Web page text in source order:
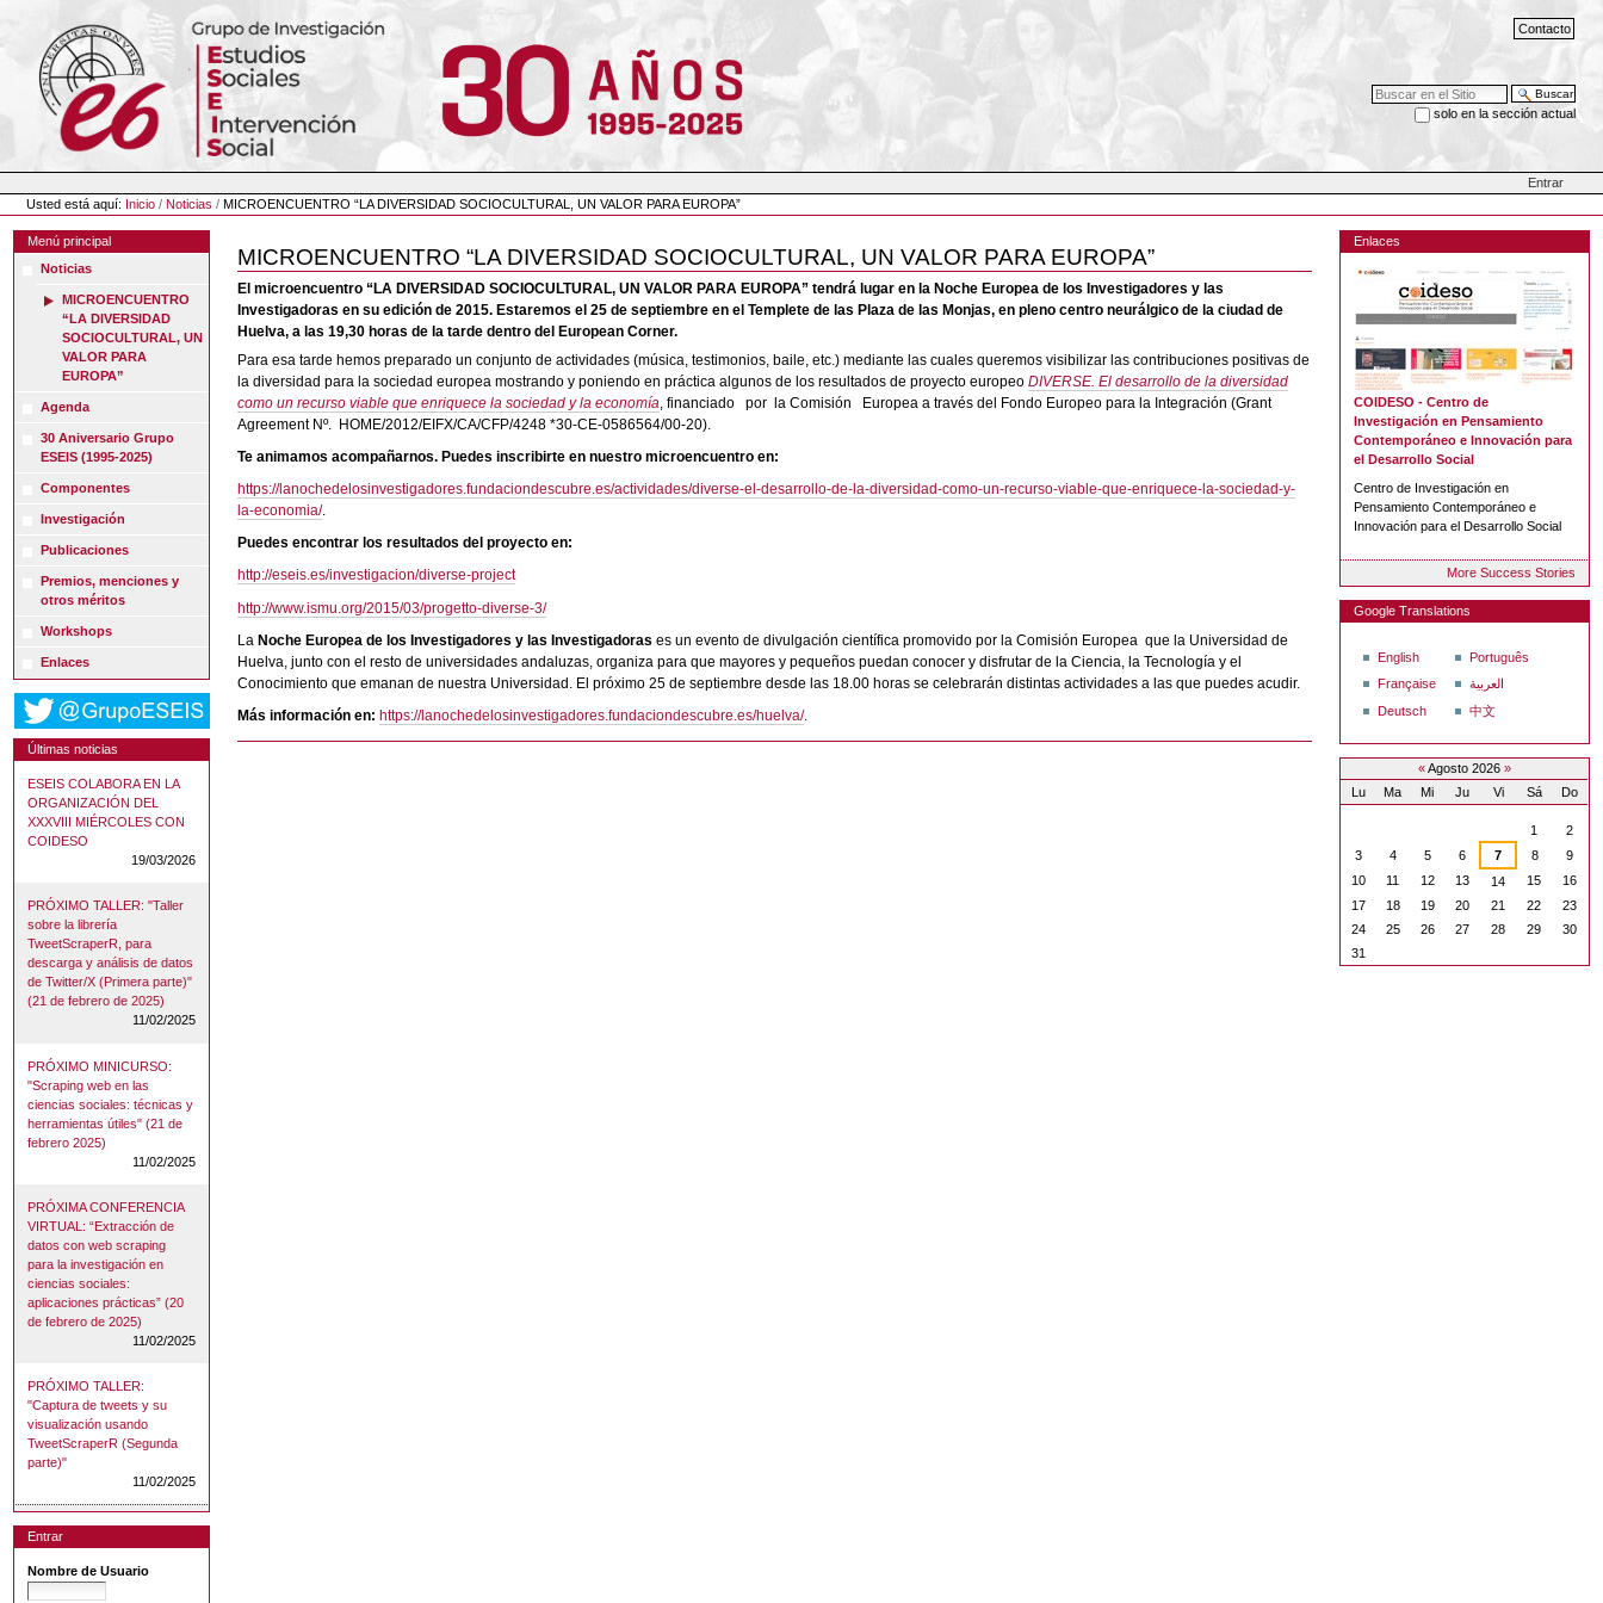
contenido.
navegación
Contacto
Buscar
solo en la sección actual
Herramientas
Personales
Entrar
Usted está aquí: Inicio /Noticias /MICROENCUENTRO “LA DIVERSIDAD SOCIOCULTURAL, UN VALOR PARA EUROPA”
Menú principal
Noticias
MICROENCUENTRO
“LA DIVERSIDAD
SOCIOCULTURAL, UN
VALOR PARA
EUROPA”
Agenda
30 Aniversario Grupo
ESEIS (1995-2025)
Componentes
Investigación
Publicaciones
Premios, menciones y
otros méritos
Workshops
Enlaces
Últimas noticias
ESEIS COLABORA EN LA
ORGANIZACIÓN DEL
XXXVIII MIÉRCOLES CON
COIDESO
19/03/2026
PRÓXIMO TALLER: "Taller
sobre la librería
TweetScraperR, para
descarga y análisis de datos
de Twitter/X (Primera parte)"
(21 de febrero de 2025)
11/02/2025
PRÓXIMO MINICURSO:
"Scraping web en las
ciencias sociales: técnicas y
herramientas útiles" (21 de
febrero 2025)
11/02/2025
PRÓXIMA CONFERENCIA
VIRTUAL: “Extracción de
datos con web scraping
para la investigación en
ciencias sociales:
aplicaciones prácticas” (20
de febrero de 2025)
11/02/2025
PRÓXIMO TALLER:
"Captura de tweets y su
visualización usando
TweetScraperR (Segunda
parte)"
11/02/2025
Entrar
Nombre de Usuario
MICROENCUENTRO “LA DIVERSIDAD SOCIOCULTURAL, UN VALOR PARA EUROPA”
El microencuentro “LA DIVERSIDAD SOCIOCULTURAL, UN VALOR PARA EUROPA” tendrá lugar en la Noche Europea de los Investigadores y las
Investigadoras en su edición de 2015. Estaremos el 25 de septiembre en el Templete de las Plaza de las Monjas, en pleno centro neurálgico de la ciudad de
Huelva, a las 19,30 horas de la tarde dentro del European Corner.
Para esa tarde hemos preparado un conjunto de actividades (música, testimonios, baile, etc.) mediante las cuales queremos visibilizar las contribuciones positivas de
la diversidad para la sociedad europea mostrando y poniendo en práctica algunos de los resultados de proyecto europeoDIVERSE. El desarrollo de la diversidad
como un recurso viable que enriquece la sociedad y la economía, financiado por la Comisión Europea a través del Fondo Europeo para la Integración (Grant
Agreement Nº. HOME/2012/EIFX/CA/CFP/4248 *30-CE-0586564/00-20).
Te animamos acompañarnos. Puedes inscribirte en nuestro microencuentro en:
https://lanochedelosinvestigadores.fundaciondescubre.es/actividades/diverse-el-desarrollo-de-la-diversidad-como-un-recurso-viable-que-enriquece-la-sociedad-y-
la-economia/.
Puedes encontrar los resultados del proyecto en:
http://eseis.es/investigacion/diverse-project
http://www.ismu.org/2015/03/progetto-diverse-3/
LaNoche Europea de los Investigadores y las Investigadoras es un evento de divulgación científica promovido por la Comisión Europea que la Universidad de
Huelva, junto con el resto de universidades andaluzas, organiza para que mayores y pequeños puedan conocer y disfrutar de la Ciencia, la Tecnología y el
Conocimiento que emanan de nuestra Universidad. El próximo 25 de septiembre desde las 18.00 horas se celebrarán distintas actividades a las que puedes acudir.
Más información en:https://lanochedelosinvestigadores.fundaciondescubre.es/huelva/.
Enlaces
COIDESO - Centro de
Investigación en Pensamiento
Contemporáneo e Innovación para
el Desarrollo Social
Centro de Investigación en
Pensamiento Contemporáneo e
Innovación para el Desarrollo Social
More Success Stories
Google Translations
English
Française
Deutsch
Português
العربية
中文
«Agosto 2026 »
Lu Ma Mi Ju Vi Sá Do
1
2
3
4 5 6 7 8
9
10
11 12 13 14 15
16
17
18 19 20 21 22
23
24
25 26 27 28 29
30
31